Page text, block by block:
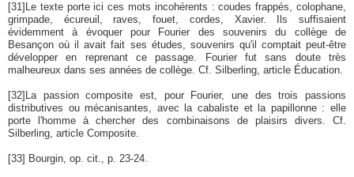
[31] Le texte porte ici ces mots incohérents : coudes frappés, colophane,
grimpade, écureuil, raves, fouet, cordes, Xavier. Ils suffisaient
évidemment à évoquer pour Fourier des souvenirs du collège de
Besançon où il avait fait ses études, souvenirs qu'il comptait peut-être
développer en reprenant ce passage. Fourier fut sans doute très
malheureux dans ses années de collège. Cf. Silberling, article Éducation.
[32] La passion composite est, pour Fourier, une des trois passions
distributives ou mécanisantes, avec la cabaliste et la papillonne : elle
porte l'homme à chercher des combinaisons de plaisirs divers. Cf.
Silberling, article Composite.
[33] Bourgin, op. cit., p. 23-24.